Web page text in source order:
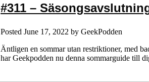
#311 –
Posted June 17, 2022 by GeekPodden
Äntligen en sommar utan restriktioner, med
har Geekpodden nu denna sommarguide till